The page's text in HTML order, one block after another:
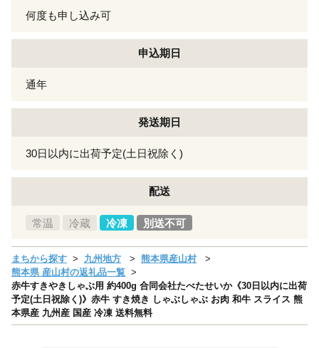
何度も申し込み可
申込期日
通年
発送期日
30日以内に出荷予定(土日祝除く)
配送
常温 冷蔵 冷凍 別送不可
まちから探す 九州地方
熊本県産山村
熊本県 産山村の返礼品一覧
赤牛すきやきしゃぶ用 約400g 合同会社たべたせいか《30日以内に出荷
予定(土日祝除く)》赤牛 すき焼き しゃぶしゃぶ お肉 和牛 スライス 熊
本県産 九州産 国産 冷凍 送料無料